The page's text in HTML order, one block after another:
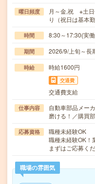
曜日頻度
月～金,祝 ※土日
り（祝日は基本
時間 8:30～17:30(実
期間 2026/9/上旬～
時給 時給1600円
交通費
交通費支給
仕事内容
自動車部品メー
磨ける！／購買
応募資格
職種未経験OK
職種未経験OK！
まずはご応募く
職場の雰囲気